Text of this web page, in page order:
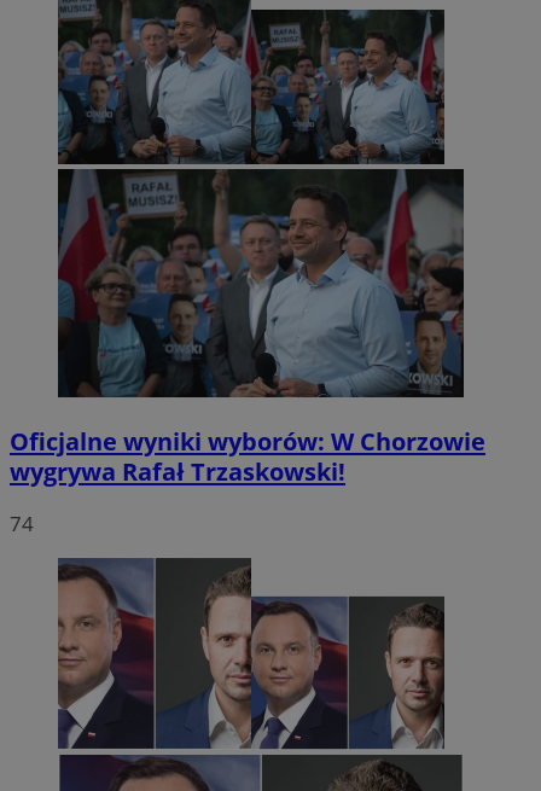
Oficjalne wyniki wyborów: W Chorzowie
wygrywa Rafał Trzaskowski!
74